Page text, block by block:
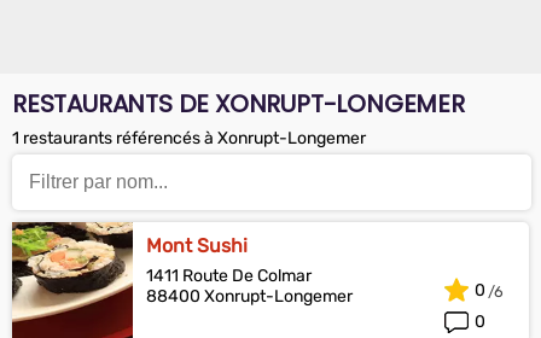
RESTAURANTS DE XONRUPT-LONGEMER
1 restaurants référencés à Xonrupt-Longemer
Mont Sushi
1411 Route De Colmar
88400 Xonrupt-Longemer
0
0